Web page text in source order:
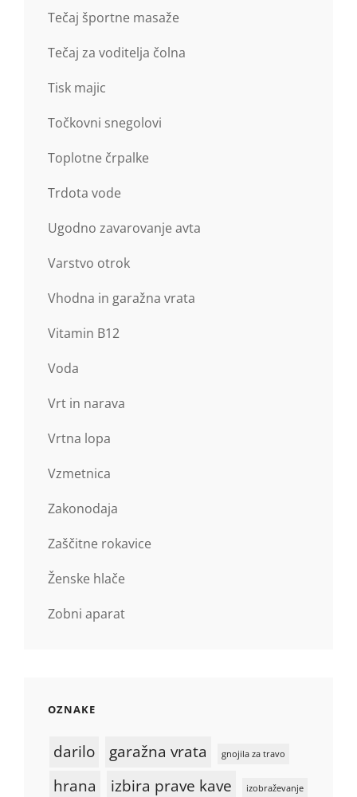
Tečaj športne masaže
Tečaj za voditelja čolna
Tisk majic
Točkovni snegolovi
Toplotne črpalke
Trdota vode
Ugodno zavarovanje avta
Varstvo otrok
Vhodna in garažna vrata
Vitamin B12
Voda
Vrt in narava
Vrtna lopa
Vzmetnica
Zakonodaja
Zaščitne rokavice
Ženske hlače
Zobni aparat
OZNAKE
darilo garažna vrata gnojila za travo
hrana izbira prave kave izobraževanje